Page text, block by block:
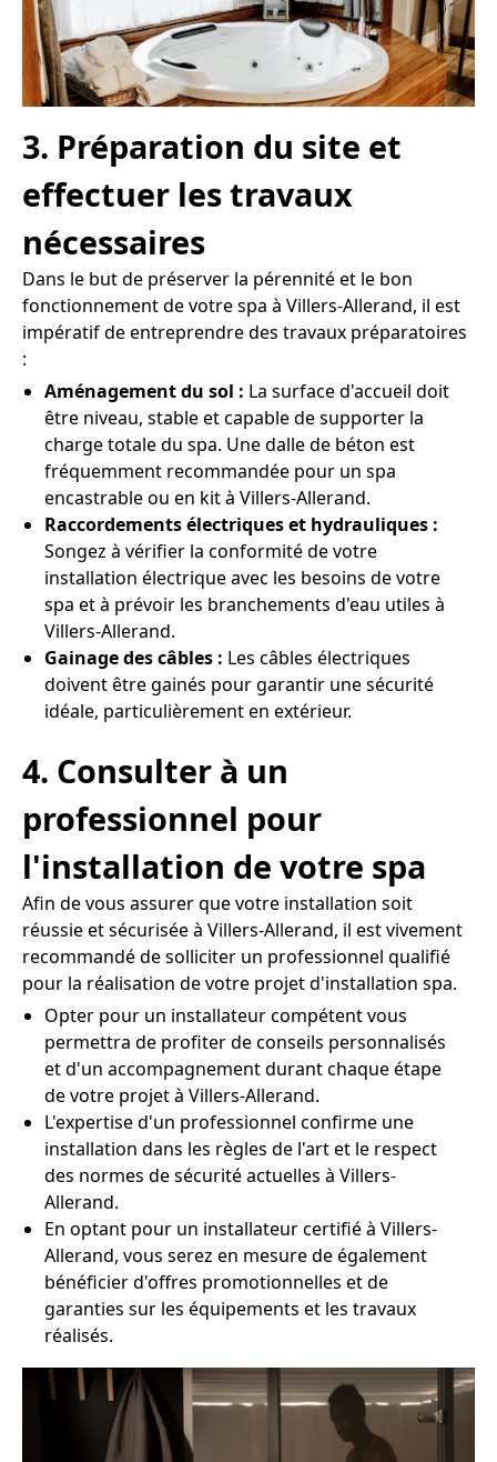
3. Préparation du site et
effectuer les travaux
nécessaires
Dans le but de préserver la pérennité et le bon
fonctionnement de votre spa à Villers-Allerand, il est
impératif de entreprendre des travaux préparatoires
:
Aménagement du sol : La surface d'accueil doit
être niveau, stable et capable de supporter la
charge totale du spa. Une dalle de béton est
fréquemment recommandée pour un spa
encastrable ou en kit à Villers-Allerand.
Raccordements électriques et hydrauliques :
Songez à vérifier la conformité de votre
installation électrique avec les besoins de votre
spa et à prévoir les branchements d'eau utiles à
Villers-Allerand.
Gainage des câbles : Les câbles électriques
doivent être gainés pour garantir une sécurité
idéale, particulièrement en extérieur.
4. Consulter à un
professionnel pour
l'installation de votre spa
Afin de vous assurer que votre installation soit
réussie et sécurisée à Villers-Allerand, il est vivement
recommandé de solliciter un professionnel qualifié
pour la réalisation de votre projet d'installation spa.
Opter pour un installateur compétent vous
permettra de profiter de conseils personnalisés
et d'un accompagnement durant chaque étape
de votre projet à Villers-Allerand.
L'expertise d'un professionnel confirme une
installation dans les règles de l'art et le respect
des normes de sécurité actuelles à Villers-
Allerand.
En optant pour un installateur certifié à Villers-
Allerand, vous serez en mesure de également
bénéficier d'offres promotionnelles et de
garanties sur les équipements et les travaux
réalisés.